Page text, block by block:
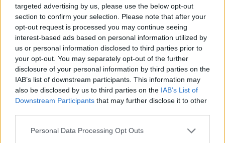
targeted advertising by us, please use the below opt-out
section to confirm your selection. Please note that after your
opt-out request is processed you may continue seeing
interest-based ads based on personal information utilized by
us or personal information disclosed to third parties prior to
your opt-out. You may separately opt-out of the further
disclosure of your personal information by third parties on the
IAB’s list of downstream participants. This information may
also be disclosed by us to third parties on the IAB’s List of
Downstream Participants that may further disclose it to other
Please note that this website/app uses one or more Google
Personal Data Processing Opt Outs
Orbánék hazudnak, de ettől még ők
képzik a politikai valóságot
JámborAndrás • 2016. július 26.
Orbán Viktor tusnádfürdői beszédéből a Kossuth
Rádió azt a mondatot emelte ki, hogy az USA küldi a
menekülteket. Szijjártó Péter szerint az iszlám
terrorizmustól független müncheni lövöldöző
ámokfutása a terror elleni háború mérföldköve,
mert magyar áldozat is volt. A kormány plakátjai